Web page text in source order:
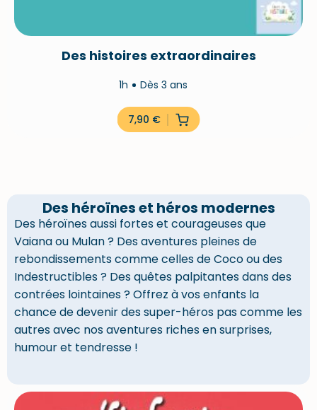
Des histoires extraordinaires
1h Dès 3 ans
7,90 €
Des héroïnes et héros modernes
Des héroïnes aussi fortes et courageuses que
Vaiana ou Mulan ? Des aventures pleines de
rebondissements comme celles de Coco ou des
Indestructibles ? Des quêtes palpitantes dans des
contrées lointaines ? Offrez à vos enfants la
chance de devenir des super-héros pas comme les
autres avec nos aventures riches en surprises,
humour et tendresse !